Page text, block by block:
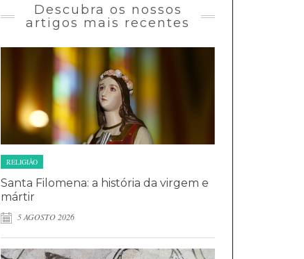
Descubra os nossos
artigos mais recentes
RELIGIÃO
Santa Filomena: a história da virgem e
mártir
5 AGOSTO 2026